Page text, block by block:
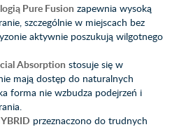
Pure Fusion zapewnia wysoką
szczególnie w miejscach bez
aktywnie poszukują wilgotnego
Absorption stosuje się w
mają dostęp do naturalnych
forma nie wzbudza podejrzeń i
przeznaczono do trudnych